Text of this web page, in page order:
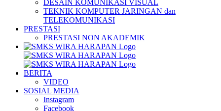
DESAIN KOMUNIKASI VISUAL
TEKNIK KOMPUTER JARINGAN dan
TELEKOMUNIKASI
PRESTASI
PRESTASI NON AKADEMIK
BERITA
VIDEO
SOSIAL MEDIA
Instagram
Facebook